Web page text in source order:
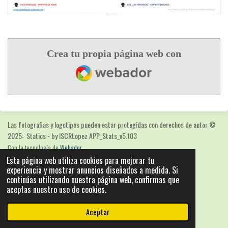
Esta página web utiliza cookies para mejorar tu
experiencia y mostrar anuncios diseñados a medida. Si
continúas utilizando nuestra página web, confirmas que
aceptas nuestro uso de cookies.
Aceptar
Crea tu propia página web con
Webador
Las fotografias y logotipos pueden estar protegidas con derechos de autor©
2025: Statics - by ISCRLopez APP_Stats_v5.103
Con la tecnología deWebador